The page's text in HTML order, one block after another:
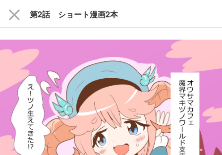
close 第2話 ショート漫画2本